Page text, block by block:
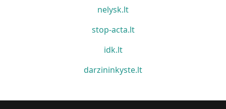
nelysk.lt
stop-acta.lt
idk.lt
darzininkyste.lt